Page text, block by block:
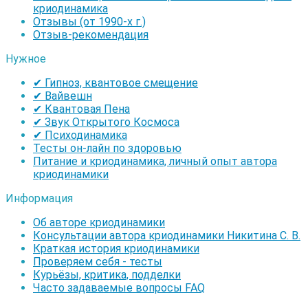
криодинамика
Отзывы (от 1990-х г.)
Отзыв-рекомендация
Нужное
✔ Гипноз, квантовое смещение
✔ Вайвешн
✔ Квантовая Пена
✔ Звук Открытого Космоса
✔ Психодинамика
Тесты он-лайн по здоровью
Питание и криодинамика, личный опыт автора
криодинамики
Информация
Об авторе криодинамики
Консультации автора криодинамики Никитина С. В.
Краткая история криодинамики
Проверяем себя - тесты
Курьёзы, критика, подделки
Часто задаваемые вопросы FAQ